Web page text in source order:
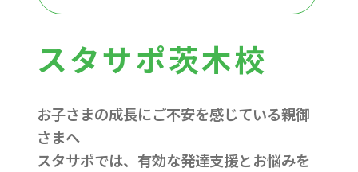
スタサポ茨木校
お子さまの成長にご不安を感じている親御
さまへ
スタサポでは、有効な発達支援とお悩みを